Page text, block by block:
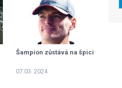
Šampion zůstává na špici
07.03. 2024